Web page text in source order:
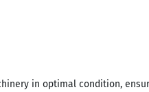
in optimal condition,